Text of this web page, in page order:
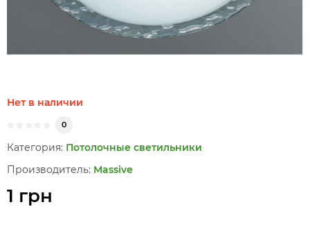
Нет в наличии
0
Категория: Потолочные светильники
Производитель: Massive
1 грн